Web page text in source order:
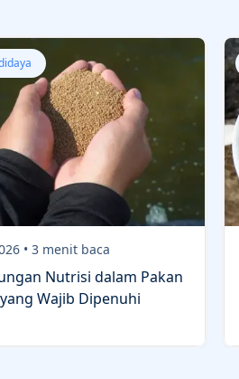
• 3 menit baca
Nutrisi dalam Pakan
Wajib Dipenuhi